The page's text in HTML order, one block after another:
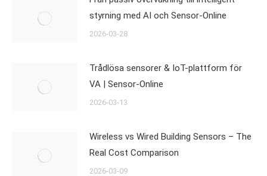
styrning med AI och Sensor-Online
2026-03-28
Trådlösa sensorer & IoT-plattform för
VA | Sensor-Online
2026-03-13
Wireless vs Wired Building Sensors – The
Real Cost Comparison
2026-03-09